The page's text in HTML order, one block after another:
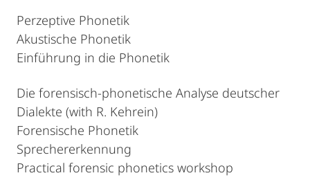
Perzeptive Phonetik
Akustische Phonetik
Einführung in die Phonetik
Die forensisch-phonetische Analyse deutscher
Dialekte (with R. Kehrein)
Forensische Phonetik
Sprechererkennung
Practical forensic phonetics workshop